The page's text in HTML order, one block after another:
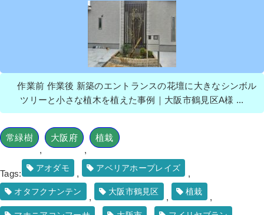
作業前 作業後 新築のエントランスの花壇に大きなシンボル
ツリーと小さな植木を植えた事例｜大阪市鶴見区A様 ...
常緑樹
,
大阪府
,
植栽
Tags:
アオダモ
,
アベリアホープレイズ
,
オタフクナンテン
,
大阪市鶴見区
,
植栽
,